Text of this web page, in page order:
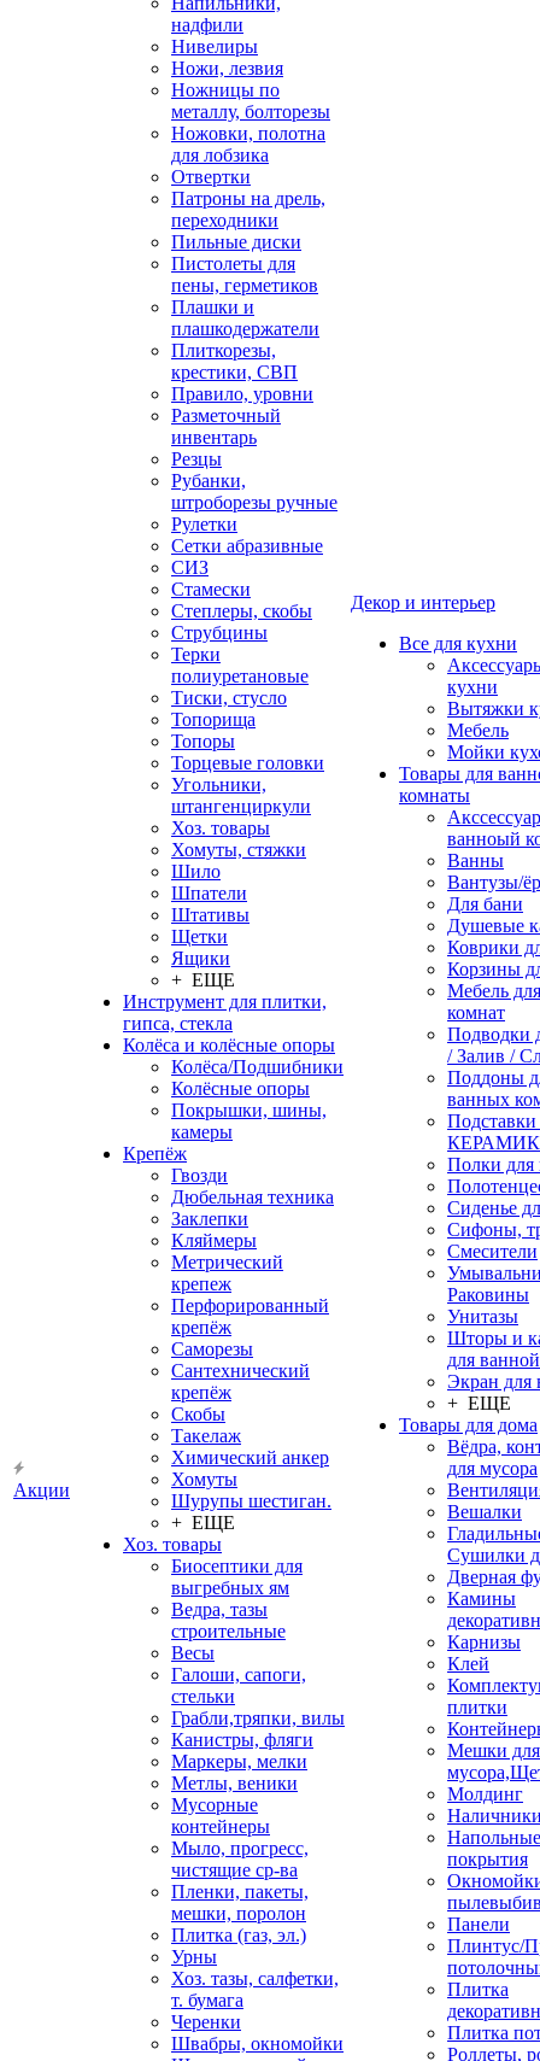
Акции
надфили
Нивелиры
Ножи, лезвия
Ножницы по
металлу, болторезы
Ножовки, полотна
для лобзика
Отвертки
Патроны на дрель,
переходники
Пильные диски
Пистолеты для
пены, герметиков
Плашки и
плашкодержатели
Плиткорезы,
крестики, СВП
Правило, уровни
Разметочный
инвентарь
Резцы
Рубанки,
штроборезы ручные
Рулетки
Сетки абразивные
СИЗ
Стамески
Степлеры, скобы
Струбцины
Терки
полиуретановые
Тиски, стусло
Топорища
Топоры
Торцевые головки
Угольники,
штангенциркули
Хоз. товары
Хомуты, стяжки
Шило
Шпатели
Штативы
Щетки
Ящики
+ ЕЩЕ
Инструмент для плитки,
гипса, стекла
Колёса и колёсные опоры
Колёса/Подшибники
Колёсные опоры
Покрышки, шины,
камеры
Крепёж
Гвозди
Дюбельная техника
Заклепки
Кляймеры
Метрический
крепеж
Перфорированный
крепёж
Саморезы
Сантехнический
крепёж
Скобы
Такелаж
Химический анкер
Хомуты
Шурупы шестиган.
+ ЕЩЕ
Хоз. товары
Биосептики для
выгребных ям
Ведра, тазы
строительные
Весы
Галоши, сапоги,
стельки
Грабли,тряпки, вилы
Канистры, фляги
Маркеры, мелки
Метлы, веники
Мусорные
контейнеры
Мыло, прогресс,
чистящие ср-ва
Пленки, пакеты,
мешки, поролон
Плитка (газ, эл.)
Урны
Хоз. тазы, салфетки,
т. бумага
Черенки
Швабры, окномойки
Декор и интерьер
Все для кухни
кухни
Вытяжки
Мебель
Мойки
Товары для
комнаты
ванноый
Ванны
Вантузы/
Для бани
Душевые
Коврики
Корзины
Мебель
комнат
Подводки
/ Залив /
Поддоны
ванных
Полки для
Сиденье
Сифоны,
Смесители
Раковины
Унитазы
Шторы и
для ванной
Экран для
+ ЕЩЕ
Товары для дома
Вёдра,
для мусора
Вешалки
Сушилки
Дверная
Камины
Карнизы
Клей
плитки
Мешки для
Молдинг
Напольные
покрытия
Панели
Плинтус/
Плитка
Плитка
Роллеты,